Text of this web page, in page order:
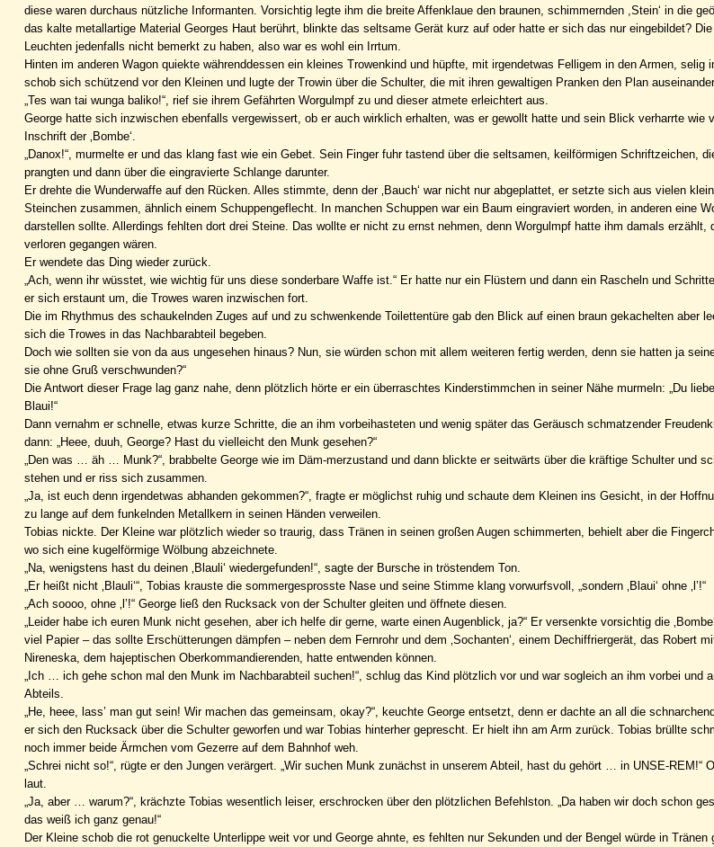
diese waren durchaus nützliche Informanten. Vorsichtig legte ihm die breite Affenklaue den braunen, schimmernden ,Stein‘ in die
das kalte metallartige Material Georges Haut berührt, blinkte das seltsame Gerät kurz auf oder hatte er sich das nur eingebildet?
Leuchten jedenfalls nicht bemerkt zu haben, also war es wohl ein Irrtum.
Hinten im anderen Wagon quiekte währenddessen ein kleines Trowenkind und hüpfte, mit irgendetwas Felligem in den Armen, selig
schob sich schützend vor den Kleinen und lugte der Trowin über die Schulter, die mit ihren gewaltigen Pranken den Plan
„Tes wan tai wunga baliko!“, rief sie ihrem Gefährten Worgulmpf zu und dieser atmete erleichtert aus.
George hatte sich inzwischen ebenfalls vergewissert, ob er auch wirklich erhalten, was er gewollt hatte und sein Blick verharrte wie
Inschrift der ‚Bombe‘.
„Danox!“, murmelte er und das klang fast wie ein Gebet. Sein Finger fuhr tastend über die seltsamen, keilförmigen Schriftzeichen,
prangten und dann über die eingravierte Schlange darunter.
Er drehte die Wunderwaffe auf den Rücken. Alles stimmte, denn der ‚Bauch‘ war nicht nur abgeplattet, er setzte sich aus vielen
Steinchen zusammen, ähnlich einem Schuppengeflecht. In manchen Schuppen war ein Baum eingraviert worden, in anderen eine
darstellen sollte. Allerdings fehlten dort drei Steine. Das wollte er nicht zu ernst nehmen, denn Worgulmpf hatte ihm damals erzählt,
verloren gegangen wären.
Er wendete das Ding wieder zurück.
„Ach, wenn ihr wüsstet, wie wichtig für uns diese sonderbare Waffe ist.“ Er hatte nur ein Flüstern und dann ein Rascheln und
er sich erstaunt um, die Trowes waren inzwischen fort.
Die im Rhythmus des schaukelnden Zuges auf und zu schwenkende Toilettentüre gab den Blick auf einen braun gekachelten aber
sich die Trowes in das Nachbarabteil begeben.
Doch wie sollten sie von da aus ungesehen hinaus? Nun, sie würden schon mit allem weiteren fertig werden, denn sie hatten ja
sie ohne Gruß verschwunden?“
Die Antwort dieser Frage lag ganz nahe, denn plötzlich hörte er ein überraschtes Kinderstimmchen in seiner Nähe murmeln: „Du
Blaui!“
Dann vernahm er schnelle, etwas kurze Schritte, die an ihm vorbeihasteten und wenig später das Geräusch schmatzender
dann: „Heee, duuh, George? Hast du vielleicht den Munk gesehen?“
„Den was … äh … Munk?“, brabbelte George wie im Däm-merzustand und dann blickte er seitwärts über die kräftige Schulter und
stehen und er riss sich zusammen.
„Ja, ist euch denn irgendetwas abhanden gekommen?“, fragte er möglichst ruhig und schaute dem Kleinen ins Gesicht, in der
zu lange auf dem funkelnden Metallkern in seinen Händen verweilen.
Tobias nickte. Der Kleine war plötzlich wieder so traurig, dass Tränen in seinen großen Augen schimmerten, behielt aber die
wo sich eine kugelförmige Wölbung abzeichnete.
„Na, wenigstens hast du deinen ‚Blauli‘ wiedergefunden!“, sagte der Bursche in tröstendem Ton.
„Er heißt nicht ‚Blauli‘“, Tobias krauste die sommergesprosste Nase und seine Stimme klang vorwurfsvoll, „sondern ‚Blaui‘ ohne ‚l’!“
„Ach soooo, ohne ‚l’!“ George ließ den Rucksack von der Schulter gleiten und öffnete diesen.
„Leider habe ich euren Munk nicht gesehen, aber ich helfe dir gerne, warte einen Augenblick, ja?“ Er versenkte vorsichtig die
viel Papier – das sollte Erschütterungen dämpfen – neben dem Fernrohr und dem ‚Sochanten‘, einem Dechiffriergerät, das Robert
Nireneska, dem hajeptischen Oberkommandierenden, hatte entwenden können.
„Ich … ich gehe schon mal den Munk im Nachbarabteil suchen!“, schlug das Kind plötzlich vor und war sogleich an ihm vorbei und
Abteils.
„He, heee, lass’ man gut sein! Wir machen das gemeinsam, okay?“, keuchte George entsetzt, denn er dachte an all die
er sich den Rucksack über die Schulter geworfen und war Tobias hinterher geprescht. Er hielt ihn am Arm zurück. Tobias brüllte
noch immer beide Ärmchen vom Gezerre auf dem Bahnhof weh.
„Schrei nicht so!“, rügte er den Jungen verärgert. „Wir suchen Munk zunächst in unserem Abteil, hast du gehört … in UNSE-REM!“
laut.
„Ja, aber … warum?“, krächzte Tobias wesentlich leiser, erschrocken über den plötzlichen Befehlston. „Da haben wir doch schon
das weiß ich ganz genau!“
Der Kleine schob die rot genuckelte Unterlippe weit vor und George ahnte, es fehlten nur Sekunden und der Bengel würde in Tränen